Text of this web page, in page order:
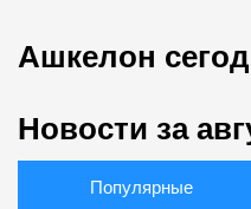
Ашкелон
Новости за
Популярные